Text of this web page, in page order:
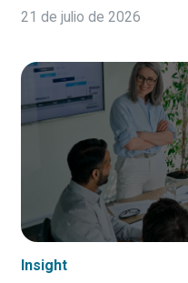
21 de julio de 2026
Insight